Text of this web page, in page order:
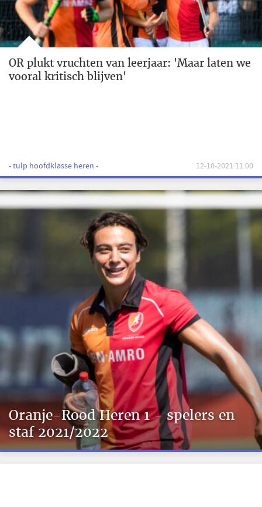
OR plukt vruchten van leerjaar: 'Maar laten we
vooral kritisch blijven'
- tulp hoofdklasse heren - 12-10-2021 11:00
Oranje-Rood Heren 1 - spelers en
staf 2021/2022